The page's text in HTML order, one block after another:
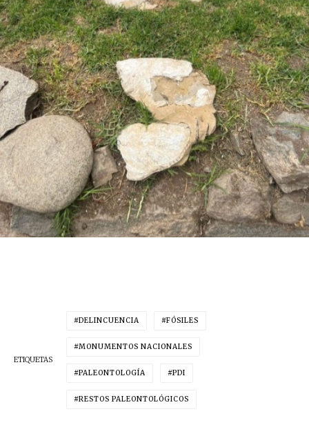
ETIQUETAS
DELINCUENCIA FÓSILES
MONUMENTOS NACIONALES
PALEONTOLOGÍA PDI
RESTOS PALEONTOLÓGICOS